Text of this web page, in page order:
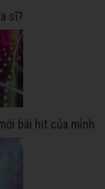
sĩ?
bài hit của mình